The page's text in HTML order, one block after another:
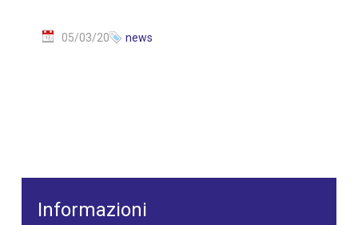
05/03/20 news
Informazioni